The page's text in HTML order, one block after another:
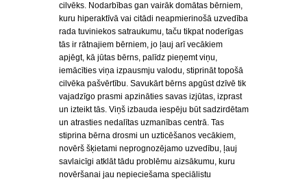
cilvēks. Nodarbības gan vairāk domātas bērniem,
kuru hiperaktīvā vai citādi neapmierinošā uzvedība
rada tuviniekos satraukumu, taču tikpat noderīgas
tās ir rātnajiem bērniem, jo ļauj arī vecākiem
apjēgt, kā jūtas bērns, palīdz pieņemt viņu,
iemācīties viņa izpausmju valodu, stiprināt topošā
cilvēka pašvērtību. Savukārt bērns apgūst dzīvē tik
vajadzīgo prasmi apzināties savas izjūtas, izprast
un izteikt tās. Viņš izbauda iespēju būt sadzirdētam
un atrasties nedalītas uzmanības centrā. Tas
stiprina bērna drosmi un uzticēšanos vecākiem,
novērš šķietami neprognozējamo uzvedību, ļauj
savlaicīgi atklāt tādu problēmu aizsākumu, kuru
novēršanai jau nepieciešama speciālistu